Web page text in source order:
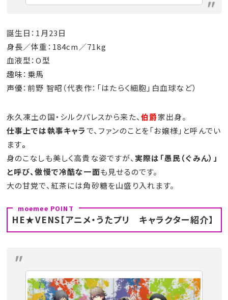
誕生日：1月23日
身長／体重：184cm／71kg
血液型：O型
趣味：乗馬
声優：前野 智昭（代表作：「はたらく細胞」白血球など）
永久凍土の国・シルクパレスから来た、伯爵家出身。
仕事上では執事キャラで、ファンのことを「お嬢様」と呼んでい
ます。
身のこなしも美しく高貴な姿ですが、 実際は「愚民（ぐみん）」
と呼び、傲慢で冷酷な一面も見せるのです。
大の甘党で、紅茶には角砂糖を山盛り入れます。
HE★VENS【アニメ・うたプリ キャラクター紹介】